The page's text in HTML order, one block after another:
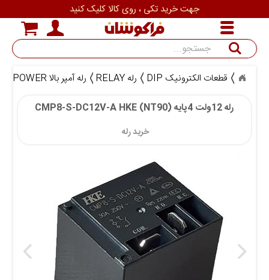
قطعات الکترونیک DIP رله RELAY رله آمپر بالا POWER
رله 12ولت 4پایه (CMP8-S-DC12V-A HKE (NT90
خرید رله
جهت خرید تکی ، روی کالا کلیک کنید